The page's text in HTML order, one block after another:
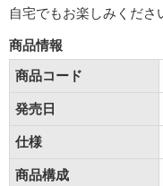
自宅でもお楽しみくださ
商品情報
商品コード
発売日
仕様
商品構成